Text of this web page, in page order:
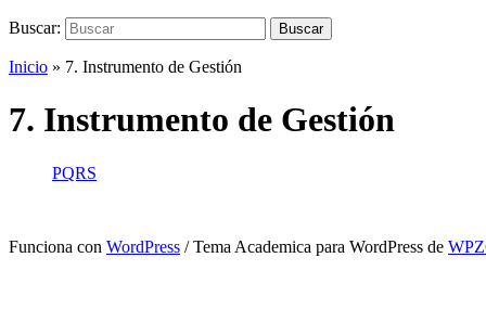
Buscar: Buscar
Inicio » 7. Instrumento de Gestión
7. Instrumento de Gestión
PQRS
Funciona con WordPress / Tema Academica para WordPress de